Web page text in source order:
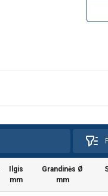
Ilgis
mm
Grandinės Ø
mm